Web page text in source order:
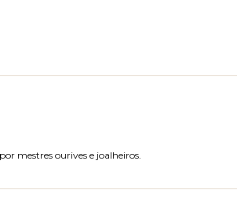
mestres ourives e joalheiros.